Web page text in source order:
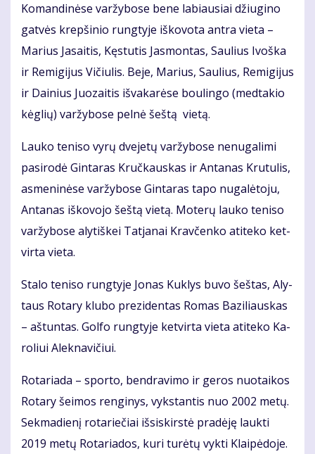
Ko­man­di­nė­se var­žy­bo­se be­ne la­biau­siai džiu­gi­no
gat­vės krep­ši­nio rung­ty­je iš­ko­vo­ta an­tra vie­ta –
Ma­rius Ja­sai­tis, Kęs­tu­tis Jas­mon­tas, Sau­lius Ivoš­ka
ir Re­mi­gi­jus Vi­čiu­lis. Be­je, Ma­rius, Sau­lius, Re­mi­gi­jus
ir Dai­nius Juo­zai­tis iš­va­ka­rė­se bou­lin­go (med­ta­kio
kėg­lių) var­žy­bo­se pel­nė šeš­tą vie­tą.
Lau­ko te­ni­so vy­rų dve­je­tų var­žy­bo­se ne­nu­ga­li­mi
pa­si­ro­dė Gin­ta­ras Kruč­kaus­kas ir An­ta­nas Kru­tu­lis,
as­me­ni­nė­se var­žy­bo­se Gin­ta­ras ta­po nu­ga­lė­to­ju,
An­ta­nas iš­ko­vo­jo šeš­tą vie­tą. Mo­te­rų lau­ko te­ni­so
var­žy­bo­se aly­tiš­kei Tat­ja­nai Krav­čen­ko ati­te­ko ket­
vir­ta vie­ta.
Sta­lo te­ni­so rung­ty­je Jo­nas Kuk­lys bu­vo šeš­tas, Aly­
taus Ro­ta­ry klu­bo pre­zi­den­tas Ro­mas Ba­zi­liaus­kas
– aš­tun­tas. Gol­fo rung­ty­je ket­vir­ta vie­ta ati­te­ko Ka­
ro­liui Alek­na­vi­čiui.
Ro­ta­ria­da – spor­to, ben­dra­vi­mo ir ge­ros nuo­tai­kos
Ro­ta­ry šei­mos ren­gi­nys, vyks­tan­tis nuo 2002 me­tų.
Sek­ma­die­nį ro­ta­rie­čiai iš­si­skirs­tė pra­dė­ję lauk­ti
2019 me­tų Ro­ta­ria­dos, ku­ri tu­rė­tų vyk­ti Klai­pė­do­je.